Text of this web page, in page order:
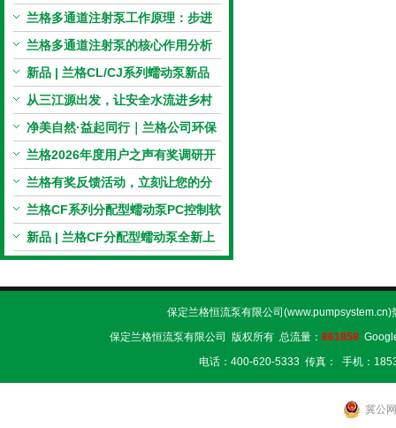
输送的科学工具
兰格多通道注射泵工作原理：步进
电机与机械传动的协同
兰格多通道注射泵的核心作用分析
新品 | 兰格CL/CJ系列蠕动泵新品
上市，小巧机身，大有可为！
从三江源出发，让安全水流进乡村
校园 | 兰格×吾水高原公益行
净美自然·益起同行｜兰格公司环保
捡拾公益活动圆满举行
兰格2026年度用户之声有奖调研开
启，京东E卡免费送！
兰格有奖反馈活动，立刻让您的分
享变成惊喜！
兰格CF系列分配型蠕动泵PC控制软
件免费版发布！即日起，通过即可
下载！
新品 | 兰格CF分配型蠕动泵全新上
市，智控每一滴！
保定兰格恒流泵有限公司(www.pumpsystem.cn)
保定兰格恒流泵有限公司 版权所有 总流量： 861858
电话：400-620-5333 传真： 手机：
冀公